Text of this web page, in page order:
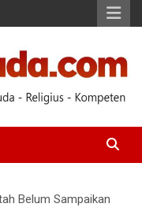
Belum Sampaikan